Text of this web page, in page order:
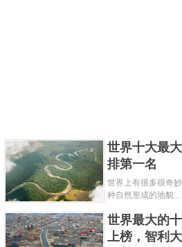
然而大卡利河的第一个水怪受害
世界十大最
排第一名
世界上有很多很奇
种自然形成的地貌...
世界最大的
上榜，智利大